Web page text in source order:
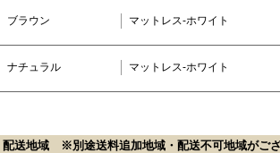
ブラウン マットレス-ホワイト
ナチュラル マットレス-ホワイト
配送地域 ※別途送料追加地域・配送不可地域がござ